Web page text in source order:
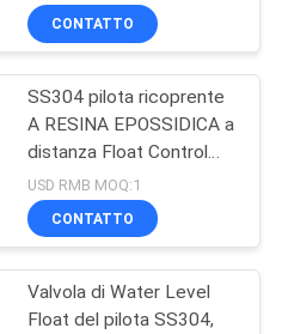
della
10
CONTATTO
SS304 pilota ricoprente
A RESINA EPOSSIDICA a
distanza Float Control
Valve
USD RMB MOQ:1
CONTATTO
Valvola di Water Level
Float del pilota SS304,